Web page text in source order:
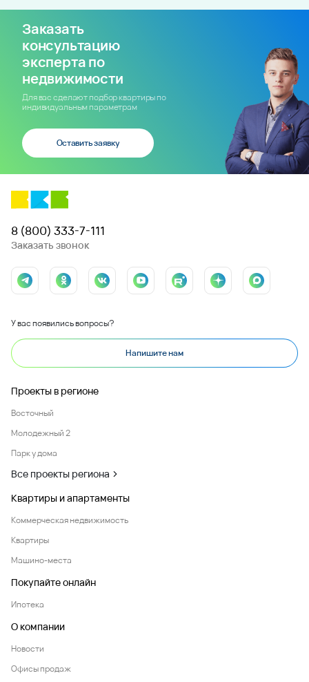
Заказать
консультацию
эксперта по
недвижимости
Для вас сделают подбор квартиры по
индивидуальным параметрам
Оставить заявку
8 (800) 333-7-111
Заказать звонок
У вас появились вопросы?
Напишите нам
Проекты в регионе
Восточный
Молодежный 2
Парк у дома
Все проекты региона
Квартиры и апартаменты
Коммерческая недвижимость
Квартиры
Машино-места
Покупайте онлайн
Ипотека
О компании
Новости
Офисы продаж